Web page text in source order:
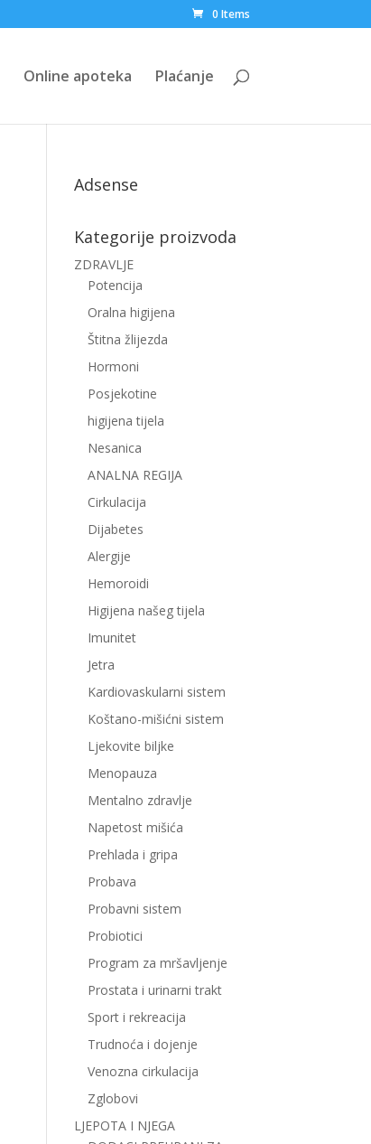
0 Items
Online apoteka Plaćanje
Adsense
Kategorije proizvoda
ZDRAVLJE
Potencija
Oralna higijena
Štitna žlijezda
Hormoni
Posjekotine
higijena tijela
Nesanica
ANALNA REGIJA
Cirkulacija
Dijabetes
Alergije
Hemoroidi
Higijena našeg tijela
Imunitet
Jetra
Kardiovaskularni sistem
Koštano-mišićni sistem
Ljekovite biljke
Menopauza
Mentalno zdravlje
Napetost mišića
Prehlada i gripa
Probava
Probavni sistem
Probiotici
Program za mršavljenje
Prostata i urinarni trakt
Sport i rekreacija
Trudnoća i dojenje
Venozna cirkulacija
Zglobovi
LJEPOTA I NJEGA